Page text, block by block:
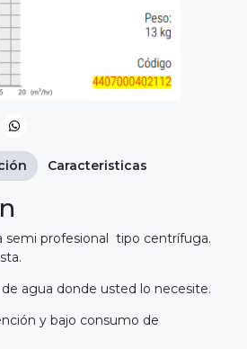
semi profesional tipo centrífuga.
agua donde usted lo necesite.
y bajo consumo de
Caracteristicas